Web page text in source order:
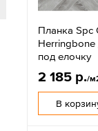
Планка Spc
под елочку
2 185 р./
В